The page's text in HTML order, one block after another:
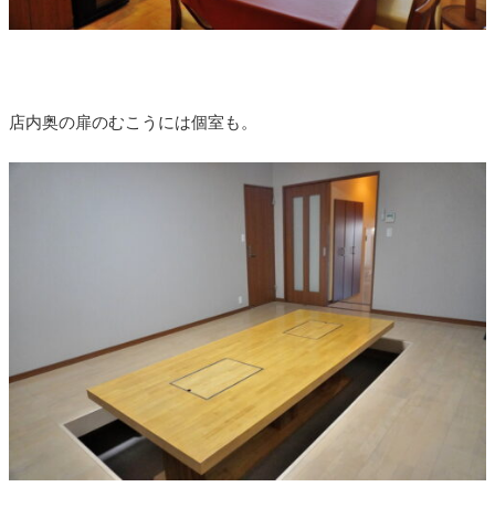
店内奥の扉のむこうには個室も。